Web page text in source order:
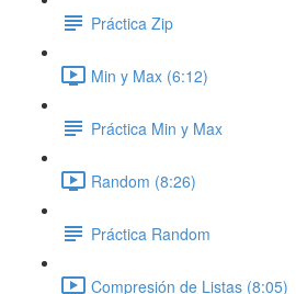
Práctica Zip
Min y Max (6:12)
Práctica Min y Max
Random (8:26)
Práctica Random
Compresión de Listas (8:05)